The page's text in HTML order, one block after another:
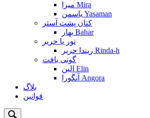
میرا Mira
یاسمن Yasaman
کتان پشت آستر
بهار Bahar
تور یا حریر
ریندا حریر Rinda-h
گونی بافت
الین Elin
آنگورا Angora
بلاگ
قوانین